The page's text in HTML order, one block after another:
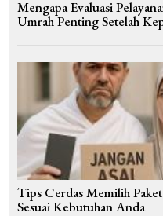
Mengapa Evaluasi
Umrah Penting Setelah
Tips Cerdas Memilih
Sesuai Kebutuhan Anda